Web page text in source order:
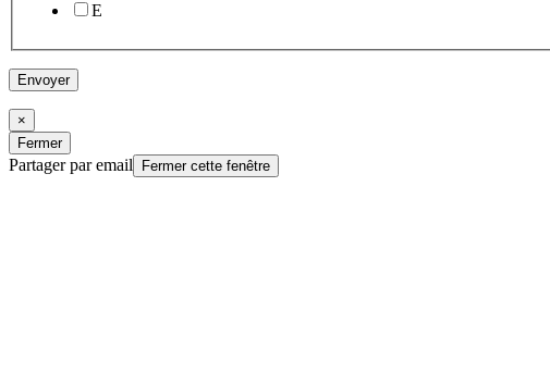
E
Envoyer
×
Fermer
Partager par email Fermer cette fenêtre